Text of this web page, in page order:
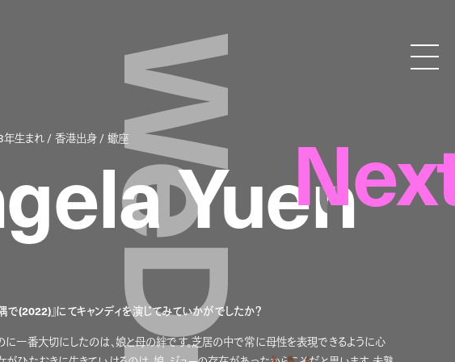
Droptokyo
年生まれ / 香港出身 / 蠍座 Yuen
で(2022)』にてキャンディを演じてみていかがでしたか？
に一番大切にしたのは、娘と母の絆です。芝居の中で常に母性を表現できるように心